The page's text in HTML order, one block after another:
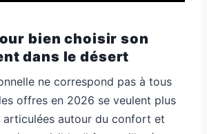
bien choisir son
dans le désert
ne correspond pas à tous
offres en 2026 se veulent plus
articulées autour du confort et